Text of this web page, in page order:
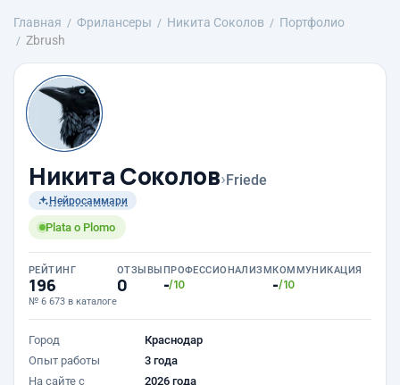
Главная Фрилансеры Никита Соколов
Портфолио
Zbrush
Никита Соколов›Friede
Нейросаммари
Plata o Plomo
РЕЙТИНГ
196
№ 6 673 в каталоге
ОТЗЫВЫ
0
ПРОФЕССИОНАЛИЗМ
-/10
КОММУНИКАЦИЯ
-/10
Город
Краснодар
Опыт работы
3 года
На сайте с
2026 года